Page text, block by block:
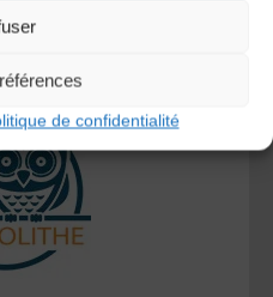
de confidentialité
: